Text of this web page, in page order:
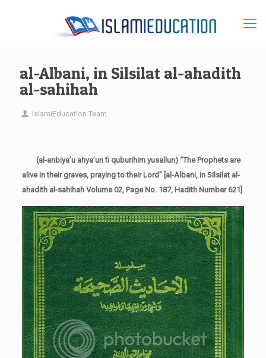
al-Albani, in Silsilat al-ahadith
al-sahihah
IslamiEducation Team
(al-anbiya’u ahya’un fi quburihim yusallun) “The Prophets are
alive in their graves, praying to their Lord” [al-Albani, in Silsilat al-
ahadith al-sahihah Volume 02, Page No. 187, Hadith Number 621]